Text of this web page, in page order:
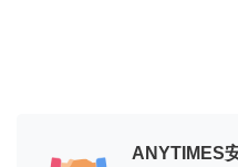
ANYTIMES